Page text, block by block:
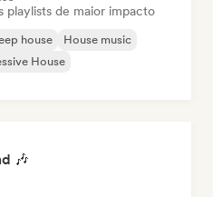
playlists de maior impacto
house
House music
House
🎶